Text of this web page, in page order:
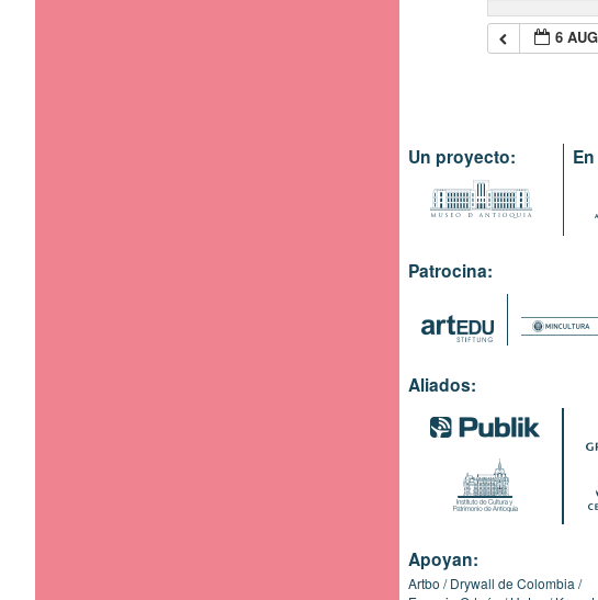
6
Un proyecto:
Patrocina:
Aliados:
Apoyan:
Artbo
Drywall de Colombia